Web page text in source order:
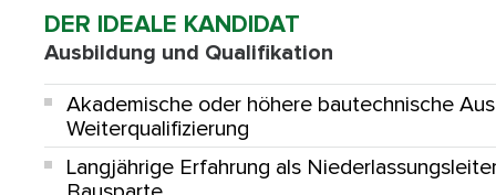
DER IDEALE KANDIDAT
Ausbildung und Qualifikation
Akademische oder höhere bautechnische
Weiterqualifizierung
Langjährige Erfahrung als